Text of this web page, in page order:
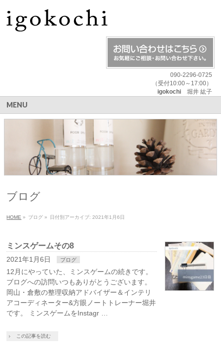
090-2296-0725
（受付10:00～17:00）
igokochi堀井 紘子
MENU
ブログ
HOME » ブログ » 日付別アーカイブ: 2021年1月6日
ミンスゲームその8
2021年1月6日 ブログ
12月にやっていた、ミンスゲームの続きです。
ブログへの訪問いつもありがとうございます。
岡山・倉敷の整理収納アドバイザー＆インテリ
アコーディネーター&方眼ノートトレーナー堀井
です。 ミンスゲームをInstagr …
この記事を読む